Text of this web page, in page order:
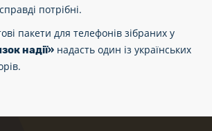
потрібні.
пакети для телефонів зібраних у
надії» надасть один із українських